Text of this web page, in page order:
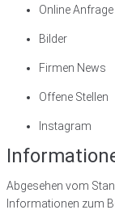
Online Anfrage
Bilder
Firmen News
Offene Stellen
Instagram
Abgesehen vom
Informationen zum